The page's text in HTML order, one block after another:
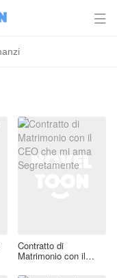

Contratto di
Matrimonio con il